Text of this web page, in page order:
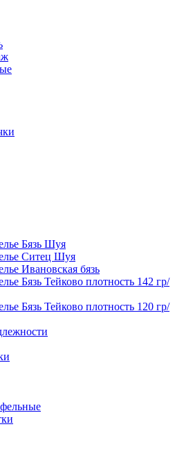
Бязь Шуя
Ситец Шуя
Ивановская бязь
Бязь Тейково плотность 142 гр/
Бязь Тейково плотность 120 гр/